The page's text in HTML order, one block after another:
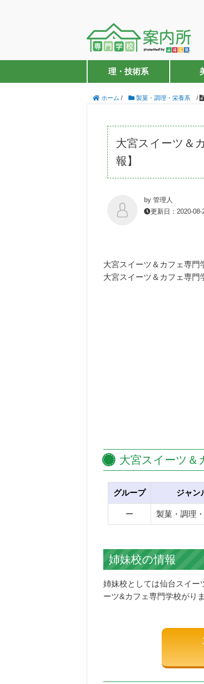
理・技術系
ホーム / 製菓・調理・栄養系 /
大宮スイーツ＆
報】
by 管理人
更新日：2020-08-
大宮スイーツ＆カフェ専門
大宮スイーツ＆カフェ専門
大宮スイーツ＆
グループ ジャン
ー 製菓・調理
姉妹校の情報
姉妹校としては仙台スイー
ーツ&カフェ専門学校がりま